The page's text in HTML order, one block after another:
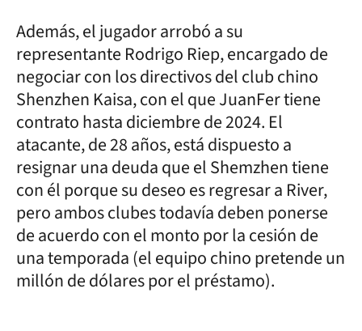
Además, el jugador arrobó a su
representante Rodrigo Riep, encargado de
negociar con los directivos del club chino
Shenzhen Kaisa, con el que JuanFer tiene
contrato hasta diciembre de 2024. El
atacante, de 28 años, está dispuesto a
resignar una deuda que el Shemzhen tiene
con él porque su deseo es regresar a River,
pero ambos clubes todavía deben ponerse
de acuerdo con el monto por la cesión de
una temporada (el equipo chino pretende un
millón de dólares por el préstamo).